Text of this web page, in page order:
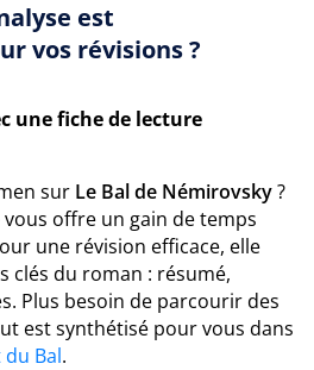
est
vos révisions ?
une fiche de lecture
sur Le Bal de Némirovsky?
offre un gain de temps
une révision efficace, elle
clés du roman : résumé,
Plus besoin de parcourir des
est synthétisé pour vous dans
Bal.